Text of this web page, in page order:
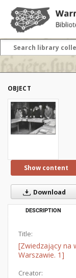
OBJECT
Show content
Download
DESCRIPTION
Title:
[Zwiedzający na
Warszawie. 1]
Creator: